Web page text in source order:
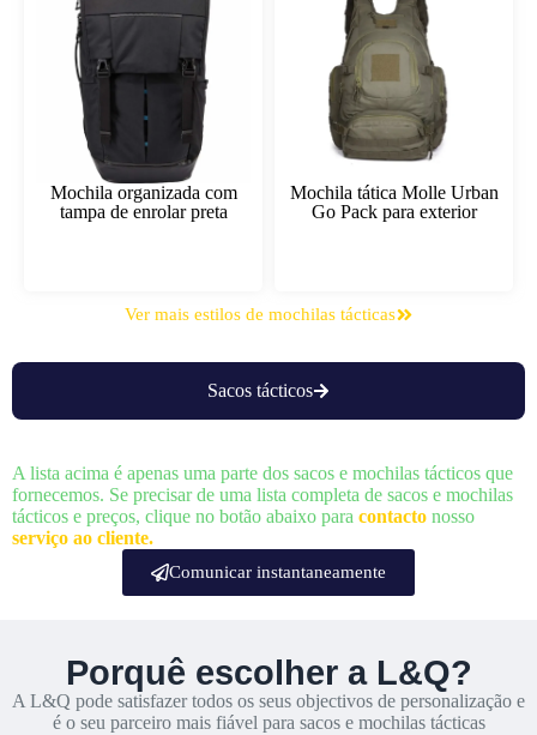
Sacos tácticos
Mochila organizada com
tampa de enrolar preta
Mochila tática Molle Urban
Go Pack para exterior
Ver mais estilos de mochilas tácticas
A lista acima é apenas uma parte dos sacos e mochilas tácticos que
fornecemos. Se precisar de uma lista completa de sacos e mochilas
tácticos e preços, clique no botão abaixo para contacto nosso
serviço ao cliente.
Comunicar instantaneamente
Porquê escolher a L&Q?
A L&Q pode satisfazer todos os seus objectivos de personalização e
é o seu parceiro mais fiável para sacos e mochilas tácticas